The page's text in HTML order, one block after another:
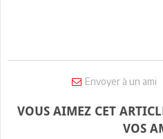
Envoyer à un ami
VOUS AIMEZ CET
VOS